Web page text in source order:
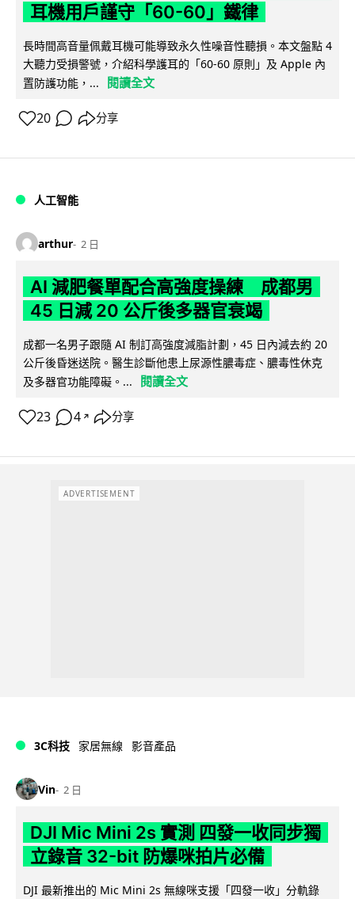
耳機用戶謹守「60-60」鐵律
長時間高音量佩戴耳機可能導致永久性噪音性聽損。本文盤點 4
大聽力受損警號，介紹科學護耳的「60-60 原則」及 Apple 內
置防護功能，...
閱讀全文
20 分享
人工智能
arthur 2 日
AI 減肥餐單配合高強度操練 成都男
45 日減 20 公斤後多器官衰竭
成都一名男子跟隨 AI 制訂高強度減脂計劃，45 日內減去約 20
公斤後昏迷送院。醫生診斷他患上尿源性膿毒症、膿毒性休克
及多器官功能障礙。...
閱讀全文
23 4 ↗ 分享
ADVERTISEMENT
3C科技 家居無線 影音產品
Vin 2 日
DJI Mic Mini 2s 實測 四發一收同步獨
立錄音 32-bit 防爆咪拍片必備
DJI 最新推出的 Mic Mini 2s 無線咪支援「四發一收」分軌錄